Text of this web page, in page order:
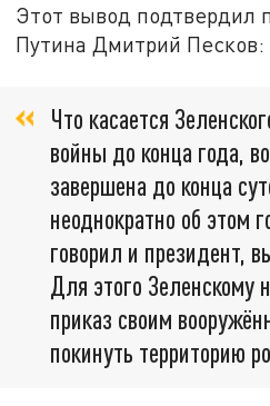
Этот вывод подтвердил
Путина Дмитрий Песков:
Что касается
войны до конца года,
завершена до конца
неоднократно об этом
говорил и президент,
Для этого Зеленскому
приказ своим
покинуть территорию